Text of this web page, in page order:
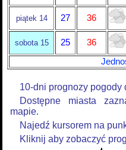
piątek 14 27 36
sobota 15 25
36
10-dni prognozy pogody
Dostępne miasta
mapie.
Najedź kursorem na
Kliknij aby zobaczyć